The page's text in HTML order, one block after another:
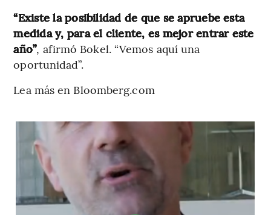
“Existe la posibilidad de que se apruebe esta
medida y, para el cliente, es mejor entrar este
año”, afirmó Bokel. “Vemos aquí una
oportunidad”.
Lea más en Bloomberg.com